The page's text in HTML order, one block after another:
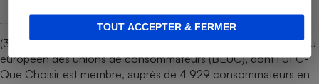
TOUT ACCEPTER & FERMER
(3) Selon une enquête exclusive réalisée en 2023 par le Bureau
européen des unions de consommateurs (BEUC), dont l’UFC-
Que Choisir est membre, auprès de 4 929 consommateurs en